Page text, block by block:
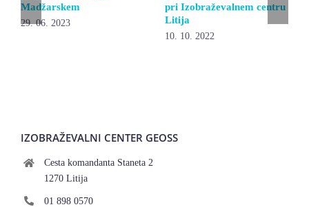
Madžarskem
29. 06. 2023
pri Izobraževalnem centru
Litija
10. 10. 2022
IZOBRAŽEVALNI CENTER GEOSS
Cesta komandanta Staneta 2
1270 Litija
01 898 0570